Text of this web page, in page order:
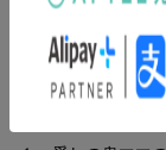
気合いを入れて撮
子育てに不安や悩
うまくいっていな
うにと願って、工
パがママと５人の
４００万人超。「